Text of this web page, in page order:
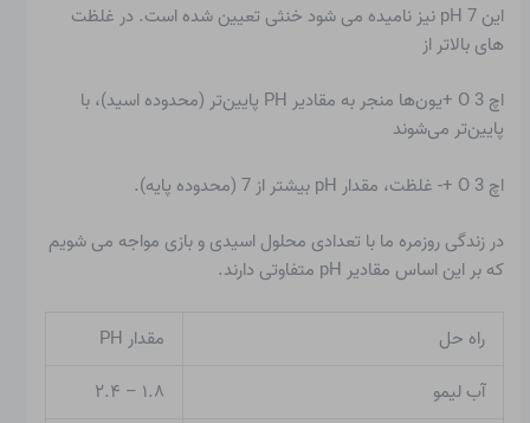
این pH 7 نیز نامیده می شود
خنثی تعیین شده است. در غلظت
های بالاتر از
اچ 3 O +یون‌ها منجر به مقادیر PH پایین‌تر (محدوده اسید)، با
پایین‌تر می‌شوند
اچ 3 O +- غلظت، مقدار pH بیشتر از 7 (محدوده پایه).
در زندگی روزمره ما با تعدادی محلول اسیدی و بازی مواجه می شویم
که بر این اساس مقادیر pH متفاوتی دارند.
راه حل
مقدار PH
آب لیمو
۱.۸ – ۲.۴